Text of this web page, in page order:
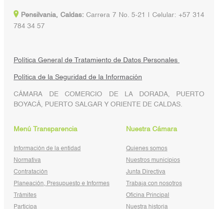
Pensilvania, Caldas:Carrera 7 No. 5-21 | Celular: +57 314
784 34 57
Política General de Tratamiento de Datos Personales
Política de la Seguridad de la Información
CÁMARA DE COMERCIO DE LA DORADA, PUERTO
BOYACÁ, PUERTO SALGAR Y ORIENTE DE CALDAS.
Menú Transparencia
Información de la entidad
Normativa
Contratación
Planeación, Presupuesto e Informes
Trámites
Participa
Nuestra Cámara
Quienes somos
Nuestros municipios
Junta Directiva
Trabaja con nosotros
Oficina Principal
Nuestra historia